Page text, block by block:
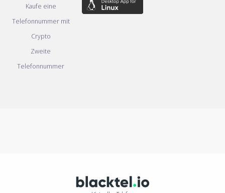
Kaufe eine
Telefonnummer mit
Crypto
Zweite
Telefonnummer